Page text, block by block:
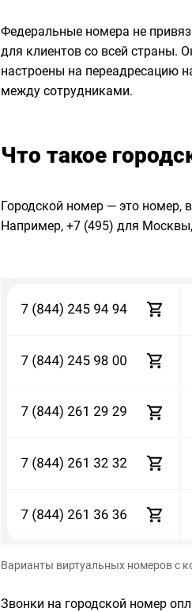
Федеральные номера не
для клиентов со всей страны.
настроены на переадресацию
между сотрудниками.
Что такое
Городской номер — это номер,
Например, +7 (495) для
Варианты виртуальных номеров с
Звонки на городской номер